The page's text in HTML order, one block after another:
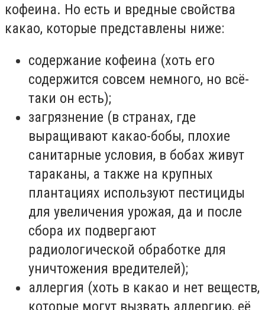
кофеина. Но есть и вредные свойства
какао, которые представлены ниже:
содержание кофеина (хоть его
содержится совсем немного, но всё-
таки он есть);
загрязнение (в странах, где
выращивают какао-бобы, плохие
санитарные условия, в бобах живут
тараканы, а также на крупных
плантациях используют пестициды
для увеличения урожая, да и после
сбора их подвергают
радиологической обработке для
уничтожения вредителей);
аллергия (хоть в какао и нет веществ,
которые могут вызвать аллергию, её